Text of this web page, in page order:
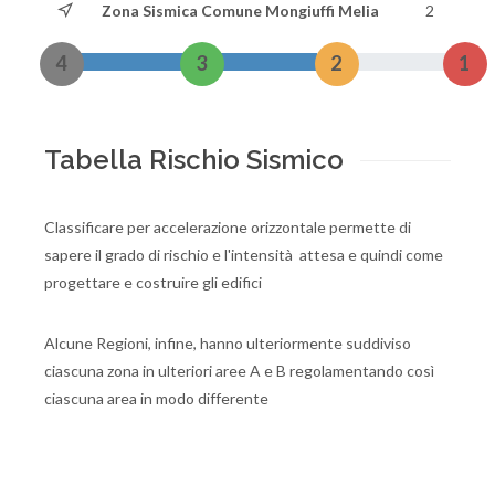
Zona Sismica Comune Mongiuffi Melia 2
4 3 2 1
Tabella Rischio Sismico
Classificare per accelerazione orizzontale permette di
sapere il grado di rischio e l'intensità attesa e quindi come
progettare e costruire gli edifici
Alcune Regioni, infine, hanno ulteriormente suddiviso
ciascuna zona in ulteriori aree A e B regolamentando così
ciascuna area in modo differente